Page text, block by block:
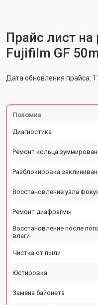
Прайс лист
Fujifilm GF
Дата обновления прайса:
Поломка
Диагностика
Ремонт кольца
Разблокировка
Восстановление узла
Ремонт диафрагмы
Восстановление после
влаги
Чистка от пыли
Юстировка
Замена байонета